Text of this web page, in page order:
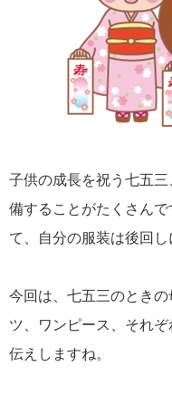
子供の成長を祝う七五
備することがたくさん
て、自分の服装は後回し
今回は、七五三のとき
ツ、ワンピース、それ
伝えしますね。